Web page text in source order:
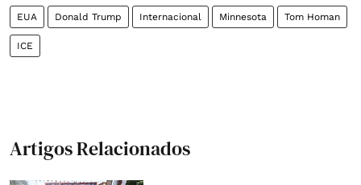
EUA Donald Trump Internacional Minnesota Tom Homan
ICE
Artigos Relacionados